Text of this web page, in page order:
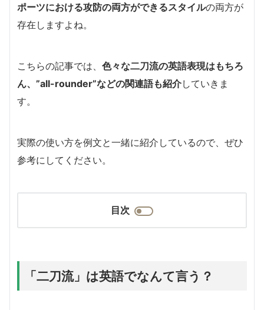
ポーツにおける攻防の両方ができるスタイルの両方が
存在しますよね。
こちらの記事では、 色々な二刀流の英語表現はもちろ
ん、”all-rounder”などの関連語も紹介していきま
す。
実際の使い方を例文と一緒に紹介しているので、ぜひ
参考にしてください。
目次
「二刀流」は英語でなんて言う？